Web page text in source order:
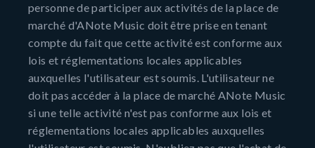
personne de participer aux activités de la place de
marché d'ANote Music doit être prise en tenant
compte du fait que cette activité est conforme aux
lois et réglementations locales applicables
auxquelles l'utilisateur est soumis. L'utilisateur ne
doit pas accéder à la place de marché ANote Music
si une telle activité n'est pas conforme aux lois et
réglementations locales applicables auxquelles